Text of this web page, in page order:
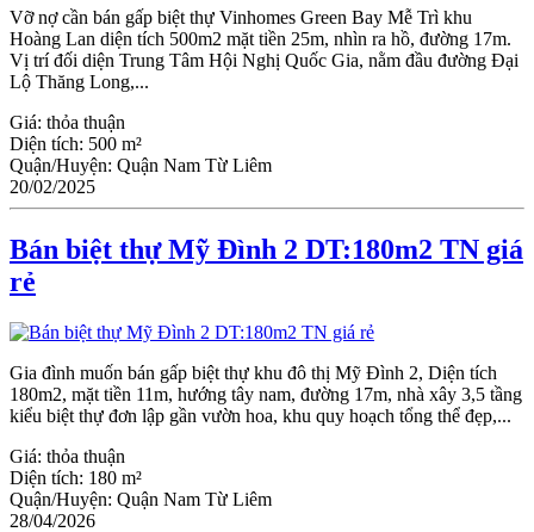
Vỡ nợ cần bán gấp biệt thự Vinhomes Green Bay Mễ Trì khu
Hoàng Lan diện tích 500m2 mặt tiền 25m, nhìn ra hồ, đường 17m.
Vị trí đối diện Trung Tâm Hội Nghị Quốc Gia, nằm đầu đường Đại
Lộ Thăng Long,...
Giá: thỏa thuận
Diện tích: 500 m²
Quận/Huyện: Quận Nam Từ Liêm
20/02/2025
Bán biệt thự Mỹ Đình 2 DT:180m2 TN giá
rẻ
Gia đình muốn bán gấp biệt thự khu đô thị Mỹ Đình 2, Diện tích
180m2, mặt tiền 11m, hướng tây nam, đường 17m, nhà xây 3,5 tầng
kiểu biệt thự đơn lập gần vườn hoa, khu quy hoạch tổng thể đẹp,...
Giá: thỏa thuận
Diện tích: 180 m²
Quận/Huyện: Quận Nam Từ Liêm
28/04/2026